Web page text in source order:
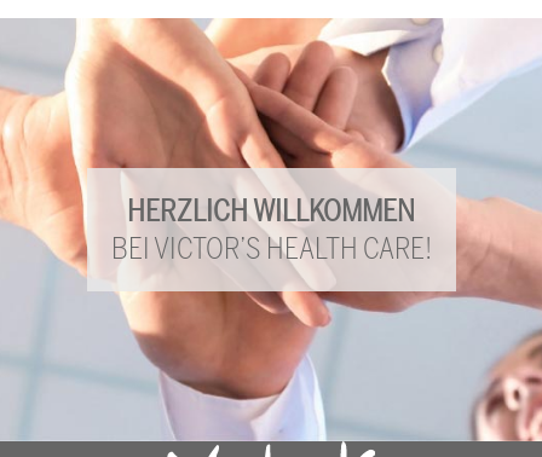
HERZLICH WILLKOMMEN
BEI VICTOR’S HEALTH CARE!